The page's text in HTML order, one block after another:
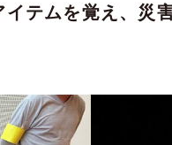
テムを覚え、災